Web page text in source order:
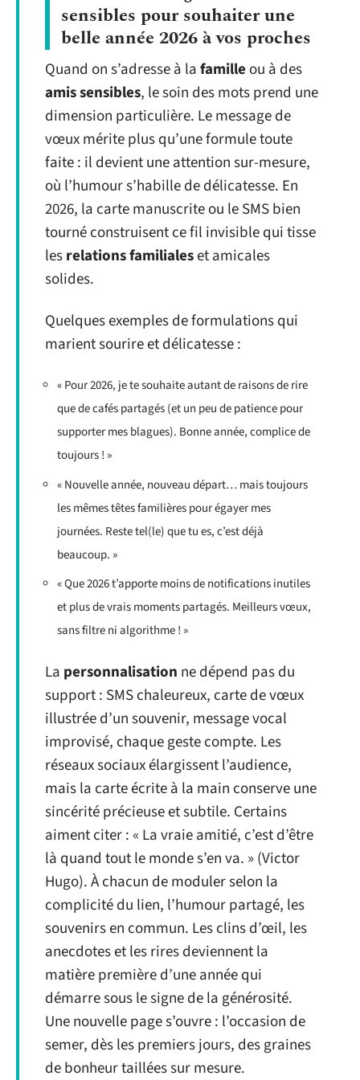
sensibles pour souhaiter une
belle année 2026 à vos proches
Quand on s’adresse à lafamille ou à des
amis sensibles, le soin des mots prend une
dimension particulière. Le message de
vœux mérite plus qu’une formule toute
faite : il devient une attention sur-mesure,
où l’humour s’habille de délicatesse. En
2026, la carte manuscrite ou le SMS bien
tourné construisent ce fil invisible qui tisse
lesrelations familialeset amicales
solides.
Quelques exemples de formulations qui
marient sourire et délicatesse :
« Pour 2026, je te souhaite autant de raisons de rire
que de cafés partagés (et un peu de patience pour
supporter mes blagues). Bonne année, complice de
toujours ! »
« Nouvelle année, nouveau départ… mais toujours
les mêmes têtes familières pour égayer mes
journées. Reste tel(le) que tu es, c’est déjà
beaucoup. »
« Que 2026 t’apporte moins de notifications inutiles
et plus de vrais moments partagés. Meilleurs vœux,
sans filtre ni algorithme ! »
La personnalisation ne dépend pas du
support : SMS chaleureux, carte de vœux
illustrée d’un souvenir, message vocal
improvisé, chaque geste compte. Les
réseaux sociaux élargissent l’audience,
mais la carte écrite à la main conserve une
sincérité précieuse et subtile. Certains
aiment citer : « La vraie amitié, c’est d’être
là quand tout le monde s’en va. » (Victor
Hugo). À chacun de moduler selon la
complicité du lien, l’humour partagé, les
souvenirs en commun. Les clins d’œil, les
anecdotes et les rires deviennent la
matière première d’une année qui
démarre sous le signe de la générosité.
Une nouvelle page s’ouvre : l’occasion de
semer, dès les premiers jours, des graines
de bonheur taillées sur mesure.